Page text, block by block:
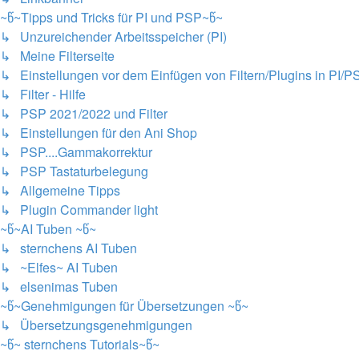
~წ~Tipps und Tricks für PI und PSP~წ~
↳ Unzureichender Arbeitsspeicher (PI)
↳ Meine Filterseite
↳ Einstellungen vor dem Einfügen von Filtern/Plugins in PI/
↳ Filter - Hilfe
↳ PSP 2021/2022 und Filter
↳ Einstellungen für den Ani Shop
↳ PSP....Gammakorrektur
↳ PSP Tastaturbelegung
↳ Allgemeine Tipps
↳ Plugin Commander light
~წ~AI Tuben ~წ~
↳ sternchens AI Tuben
↳ ~Elfes~ AI Tuben
↳ elsenimas Tuben
~წ~Genehmigungen für Übersetzungen ~წ~
↳ Übersetzungsgenehmigungen
~წ~ sternchens Tutorials~წ~